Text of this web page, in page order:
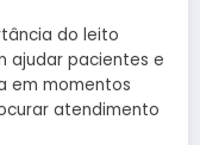
do leito
ajudar pacientes e
em momentos
atendimento